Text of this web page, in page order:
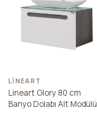
LINEART
Lineart Glory 80 cm
Banyo Dolabı Alt Modülü